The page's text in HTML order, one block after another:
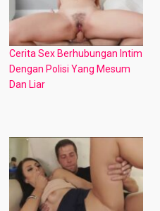
Cerita Sex Berhubungan Intim
Dengan Polisi Yang Mesum
Dan Liar